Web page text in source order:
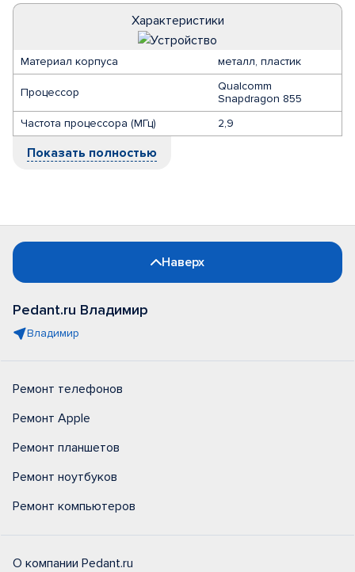
Характеристики
Материал корпуса металл, пластик
Процессор
Qualcomm
Snapdragon 855
Частота процессора (МГц)
2,9
Показать полностью
Наверх
Pedant.ru Владимир
Владимир
Ремонт телефонов
Ремонт Apple
Ремонт планшетов
Ремонт ноутбуков
Ремонт компьютеров
О компании Pedant.ru